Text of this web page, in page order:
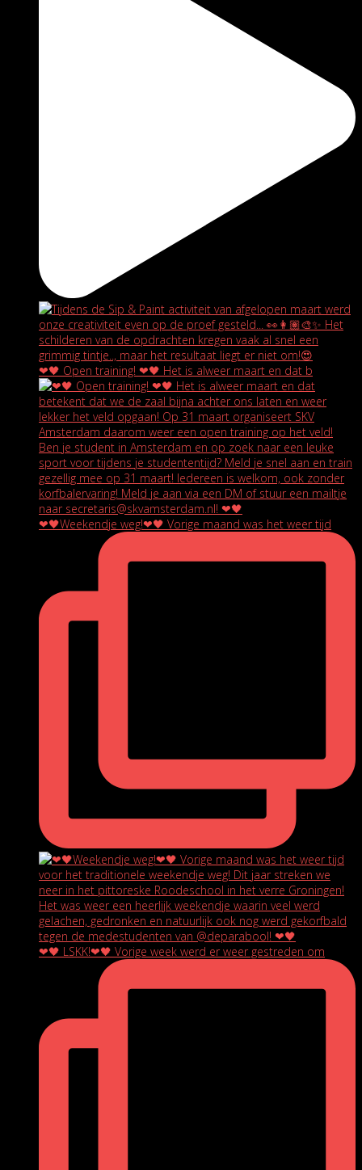
❤🖤 Open training! ❤🖤 Het is alweer maart en dat b
❤🖤Weekendje weg!❤🖤 Vorige maand was het weer tijd
❤🖤 LSKK!❤🖤 Vorige week werd er weer gestreden om